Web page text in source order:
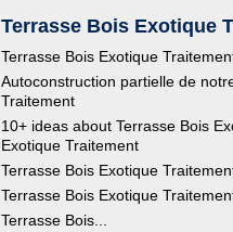
Terrasse Bois Exotique
Terrasse Bois Exotique
Autoconstruction partielle de
Traitement
10+ ideas about Terrasse Bois
Exotique Traitement
Terrasse Bois Exotique
Terrasse Bois Exotique
Terrasse Bois...